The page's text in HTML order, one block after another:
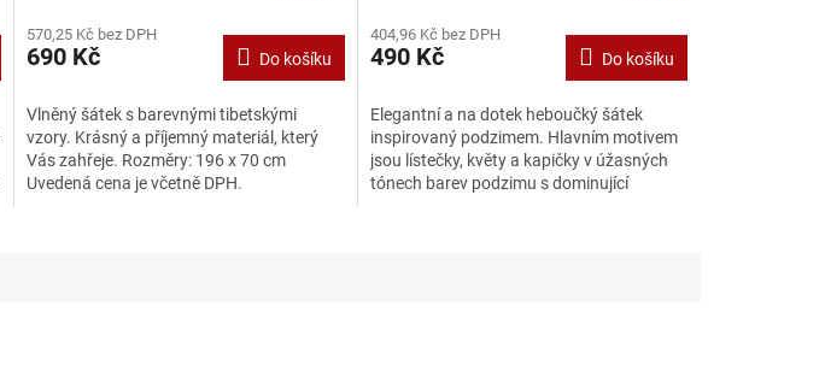
570,25 Kč bez DPH
690 Kč Do košíku
Vlněný šátek s barevnými tibetskými
vzory. Krásný a příjemný materiál, který
Vás zahřeje. Rozměry: 196 x 70 cm
Uvedená cena je včetně DPH.
404,96 Kč bez DPH
490 Kč Do košíku
Elegantní a na dotek heboučký šátek
inspirovaný podzimem. Hlavním motivem
jsou lístečky, květy a kapičky v úžasných
tónech barev podzimu s dominující